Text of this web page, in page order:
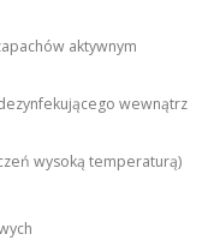
aktywnym
wewnątrz
wysoką temperaturą)